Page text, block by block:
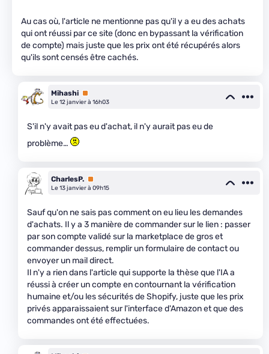
Au cas où, l'article ne mentionne pas qu'il y a eu des achats
qui ont réussi par ce site (donc en bypassant la vérification
de compte) mais juste que les prix ont été récupérés alors
qu'ils sont censés être cachés.
Mihashi Premium
Le 12 janvier à 16h03
S'il n'y avait pas eu d'achat, il n'y aurait pas eu de
problème…
CharlesP. Premium
Le 13 janvier à 09h15
Sauf qu'on ne sais pas comment on eu lieu les demandes
d'achats. Il y a 3 manière de commander sur le lien : passer
par son compte validé sur la marketplace de gros et
commander dessus, remplir un formulaire de contact ou
envoyer un mail direct.
Il n'y a rien dans l'article qui supporte la thèse que l'IA a
réussi à créer un compte en contournant la vérification
humaine et/ou les sécurités de Shopify, juste que les prix
privés apparaissaient sur l'interface d'Amazon et que des
commandes ont été effectuées.